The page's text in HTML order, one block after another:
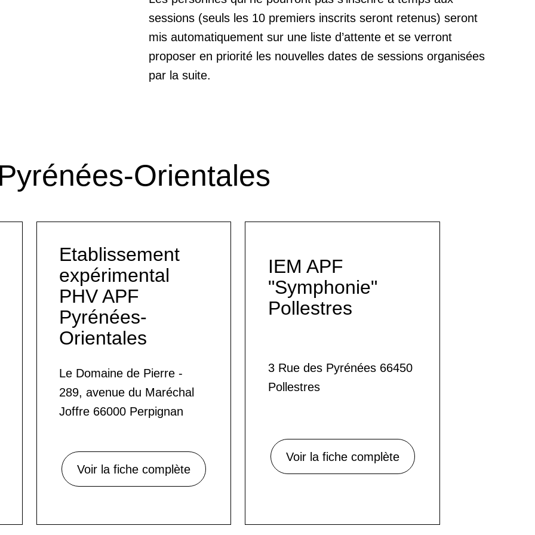
sessions (seuls les 10 premiers inscrits seront retenus) seront
mis automatiquement sur une liste d’attente et se verront
proposer en priorité les nouvelles dates de sessions organisées
par la suite.
Pyrénées-Orientales
Etablissement
expérimental
PHV APF
Pyrénées-
Orientales
Le Domaine de Pierre -
289, avenue du Maréchal
Joffre 66000 Perpignan
Voir la fiche complète
IEM APF
"Symphonie"
Pollestres
3 Rue des Pyrénées 66450
Pollestres
Voir la fiche complète